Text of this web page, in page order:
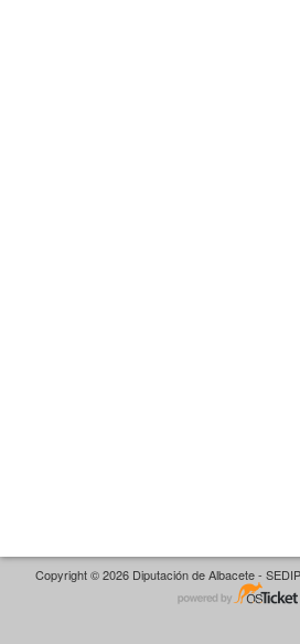
Copyright © 2026 Diputación de Albacete -